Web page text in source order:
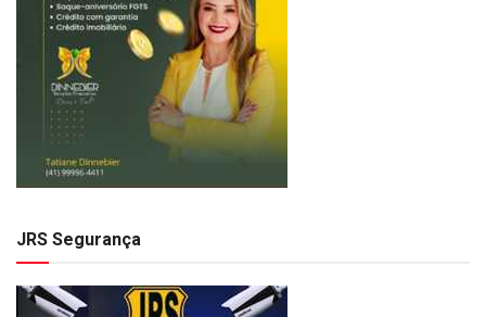
JRS Segurança